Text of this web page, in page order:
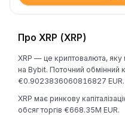
Про XRP (XRP)
XRP — це криптовалюта, яку
на Bybit. Поточний обмінний
€0.9023836060816827 EUR.
XRP має ринкову
обсяг торгів €668.35M EUR.